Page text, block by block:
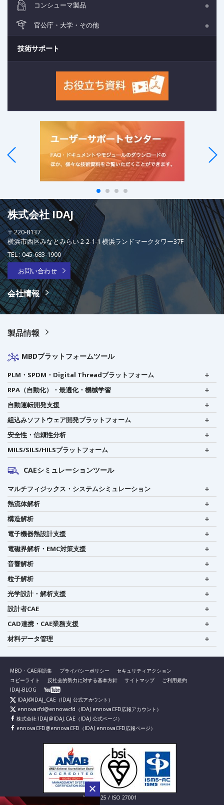
コンシューマ製品
官公庁・大学・その他
技術サポート
株式会社 IDAJ
〒220-8137
横浜市西区みなとみらい 2-2-1-1 横浜ランドマークタワー37F
TEL :045-683-1900
お問い合わせ
会社情報
製品情報
MBDプラットフォームツール
PLM・SPDM・Digital Threadプラットフォーム
RPA（自動化）・最適化・機械学習
自動運転開発支援
組込みソフトウェア開発プラットフォーム
安全性・信頼性分析
MILS/SILS/HILSプラットフォーム
CAEシミュレーションツール
マルチフィジックス・システムシミュレーション
熱流体解析
構造解析
電子機器熱設計支援
電磁界解析・EMC対策支援
音響解析
粒子解析
光学設計・解析支援
設計者CAE
CAD連携・CAE業務支援
材料データ管理
MBD・CAE用語集 プライバシーポリシー
セキュリティアクション
コピーライト
反社会的勢力に対する基本方針 サイトマップ
ご利用規約
IDAJ-BLOG
IDAJ@IDAJ_CAE （IDAJ 公式アカウント）
ennovacfd@ennovacfd （IDAJ ennovaCFD広報アカウント）
株式会社 IDAJ@IDAJ.CAE （IDAJ 公式ページ）
ennovaCFD@ennovaCFD （IDAJ ennovaCFD広報ページ）
IS 826725 / ISO 27001